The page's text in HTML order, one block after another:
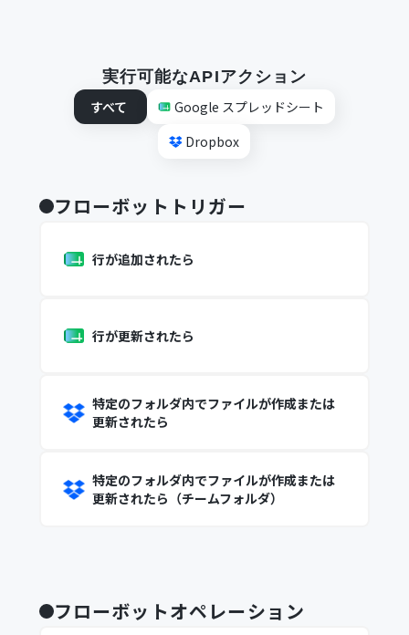
実行可能なAPIアクション
すべて
Google スプレッドシート
Dropbox
フローボットトリガー
行が追加されたら
行が更新されたら
特定のフォルダ内でファイルが作成または
更新されたら
特定のフォルダ内でファイルが作成または
更新されたら（チームフォルダ）
フローボットオペレーション